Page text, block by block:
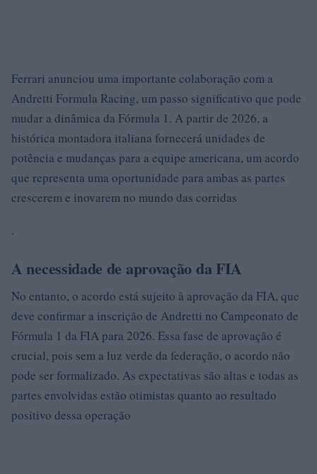
Ferrari anunciou uma importante colaboração com a
Andretti Formula Racing, um passo significativo que pode
mudar a dinâmica da Fórmula 1. A partir de 2026, a
histórica montadora italiana fornecerá unidades de
potência e mudanças para a equipe americana, um acordo
que representa uma oportunidade para ambas as partes
crescerem e inovarem no mundo das corridas
.
A necessidade de aprovação da FIA
No entanto, o acordo está sujeito à aprovação da FIA, que
deve confirmar a inscrição de Andretti no Campeonato de
Fórmula 1 da FIA para 2026. Essa fase de aprovação é
crucial, pois sem a luz verde da federação, o acordo não
pode ser formalizado. As expectativas são altas e todas as
partes envolvidas estão otimistas quanto ao resultado
positivo dessa operação